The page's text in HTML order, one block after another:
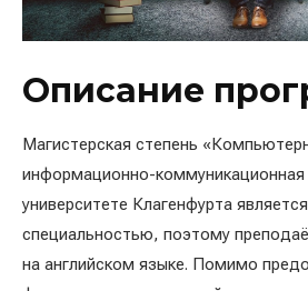
Описание
Магистерская степень
информационно-коммуникационная
университете Клагенфурта
специальностью, поэтому
на английском языке. Помимо